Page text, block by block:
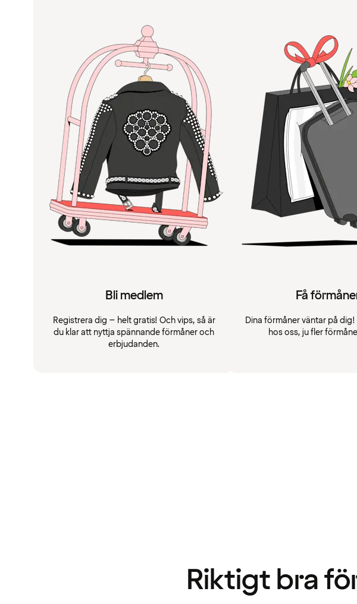
Bli medlem
Registrera dig – helt gratis! Och vips, så är
du klar att nyttja spännande förmåner och
erbjudanden.
Få
Dina förmåner väntar på
hos oss, ju fler
Riktigt bra